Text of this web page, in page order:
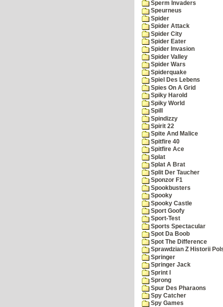
Sperm Invaders
Speurneus
Spider
Spider Attack
Spider City
Spider Eater
Spider Invasion
Spider Valley
Spider Wars
Spiderquake
Spiel Des Lebens
Spies On A Grid
Spiky Harold
Spiky World
Spill
Spindizzy
Spirit 22
Spite And Malice
Spitfire 40
Spitfire Ace
Splat
Splat A Brat
Split Der Taucher
Sponzor F1
Spookbusters
Spooky
Spooky Castle
Sport Goofy
Sport-Test
Sports Spectacular
Spot Da Boob
Spot The Difference
Sprawdzian Z Historii
Springer
Springer Jack
Sprint I
Sprong
Spur Des Pharaons
Spy Catcher
Spy Games